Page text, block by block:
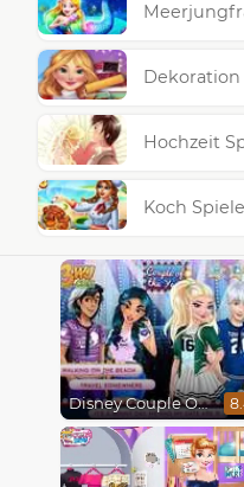
Dekoration
Hochzeit
Koch Spiele
Disney Couple Of The Year